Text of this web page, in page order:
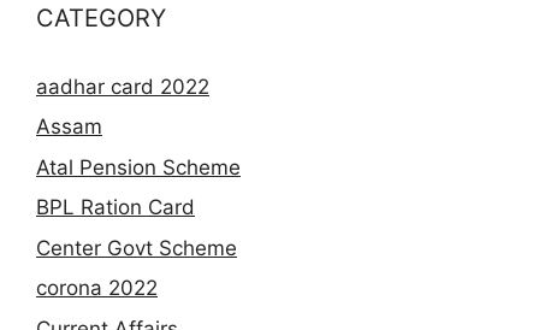
CATEGORY
aadhar card 2022
Assam
Atal Pension Scheme
BPL Ration Card
Center Govt Scheme
corona 2022